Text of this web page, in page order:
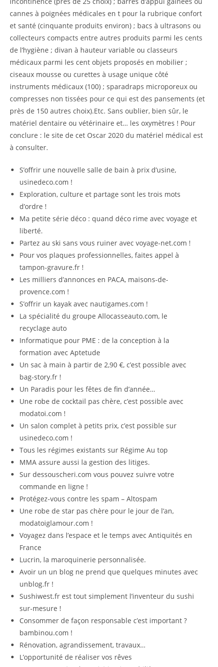
cannes à poignées médicales en t pour la rubrique confort
et santé (cinquante produits environ) ; bacs à ultrasons ou
collecteurs compacts entre autres produits parmi les cents
de l’hygiène ; divan à hauteur variable ou classeurs
médicaux parmi les cent objets proposés en mobilier ;
ciseaux mousse ou curettes à usage unique côté
instruments médicaux (100) ; sparadraps microporeux ou
compresses non tissées pour ce qui est des pansements (et
près de 150 autres choix).Etc. Sans oublier, bien sûr, le
matériel dentaire ou vétérinaire et… les oxymètres ! Pour
conclure : le site de cet Oscar 2020 du matériel médical est
à consulter.
S’offrir une nouvelle salle de bain à prix d’usine,
usinedeco.com !
Exploration, culture et partage sont les trois mots
d’ordre !
Ma petite série déco : quand déco rime avec voyage et
liberté.
Partez au ski sans vous ruiner avec voyage-net.com !
Pour vos plaques professionnelles, faites appel à
tampon-gravure.fr !
Les milliers d’annonces en PACA, maisons-de-
provence.com !
S’offrir un kayak avec nautigames.com !
La spécialité du groupe Allocasseauto.com, le
recyclage auto
Informatique pour PME : de la conception à la
formation avec Aptetude
Un sac à main à partir de 2,90 €, c’est possible avec
bag-story.fr !
Un Paradis pour les fêtes de fin d’année…
Une robe de cocktail pas chère, c’est possible avec
modatoi.com !
Un salon complet à petits prix, c’est possible sur
usinedeco.com !
Tous les régimes existants sur Régime Au top
MMA assure aussi la gestion des litiges.
Sur dessouscheri.com vous pouvez suivre votre
commande en ligne !
Protégez-vous contre les spam – Altospam
Une robe de star pas chère pour le jour de l’an,
modatoiglamour.com !
Voyagez dans l’espace et le temps avec Antiquités en
France
Lucrin, la maroquinerie personnalisée.
Avoir un un blog ne prend que quelques minutes avec
unblog.fr !
Sushiwest.fr est tout simplement l’inventeur du sushi
sur-mesure !
Consommer de façon responsable c’est important ?
bambinou.com !
Rénovation, agrandissement, travaux…
L’opportunité de réaliser vos rêves